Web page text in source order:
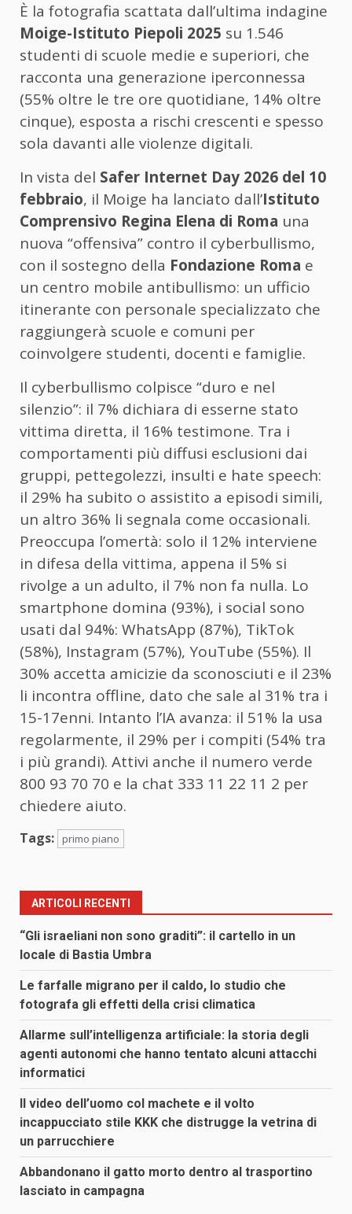
È la fotografia scattata dall’ultima indagine
Moige-Istituto Piepoli 2025 su 1.546
studenti di scuole medie e superiori, che
racconta una generazione iperconnessa
(55% oltre le tre ore quotidiane, 14% oltre
cinque), esposta a rischi crescenti e spesso
sola davanti alle violenze digitali.
In vista del Safer Internet Day 2026 del 10
febbraio, il Moige ha lanciato dall’Istituto
Comprensivo Regina Elena di Roma una
nuova “offensiva” contro il cyberbullismo,
con il sostegno della Fondazione Roma e
un centro mobile antibullismo: un ufficio
itinerante con personale specializzato che
raggiungerà scuole e comuni per
coinvolgere studenti, docenti e famiglie.
Il cyberbullismo colpisce “duro e nel
silenzio”: il 7% dichiara di esserne stato
vittima diretta, il 16% testimone. Tra i
comportamenti più diffusi esclusioni dai
gruppi, pettegolezzi, insulti e hate speech:
il 29% ha subito o assistito a episodi simili,
un altro 36% li segnala come occasionali.
Preoccupa l’omertà: solo il 12% interviene
in difesa della vittima, appena il 5% si
rivolge a un adulto, il 7% non fa nulla. Lo
smartphone domina (93%), i social sono
usati dal 94%: WhatsApp (87%), TikTok
(58%), Instagram (57%), YouTube (55%). Il
30% accetta amicizie da sconosciuti e il 23%
li incontra offline, dato che sale al 31% tra i
15-17enni. Intanto l’IA avanza: il 51% la usa
regolarmente, il 29% per i compiti (54% tra
i più grandi). Attivi anche il numero verde
800 93 70 70 e la chat 333 11 22 11 2 per
chiedere aiuto.
Tags: primo piano
ARTICOLI RECENTI
“Gli israeliani non sono graditi”: il cartello in un
locale di Bastia Umbra
Le farfalle migrano per il caldo, lo studio che
fotografa gli effetti della crisi climatica
Allarme sull’intelligenza artificiale: la storia degli
agenti autonomi che hanno tentato alcuni attacchi
informatici
Il video dell’uomo col machete e il volto
incappucciato stile KKK che distrugge la vetrina di
un parrucchiere
Abbandonano il gatto morto dentro al trasportino
lasciato in campagna